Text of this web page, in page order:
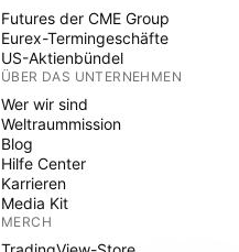
Futures der CME Group
Eurex-Termingeschäfte
US-Aktienbündel
ÜBER DAS UNTERNEHMEN
Wer wir sind
Weltraummission
Blog
Hilfe Center
Karrieren
Media Kit
MERCH